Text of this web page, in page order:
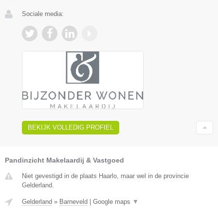
Sociale media:
BEKIJK VOLLEDIG PROFIEL
Pandinzicht Makelaardij & Vastgoed
Niet gevestigd in de plaats Haarlo, maar wel in de provincie
Gelderland.
Gelderland » Barneveld | Google maps ▼